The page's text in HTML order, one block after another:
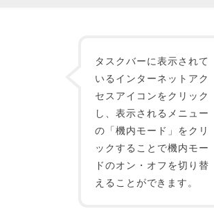
タスクバーに表示されて
いるインターネットアク
セスアイコンをクリック
し、表示されるメニュー
の「機内モード」をクリ
ックすることで機内モー
ドのオン・オフを切り替
えることができます。